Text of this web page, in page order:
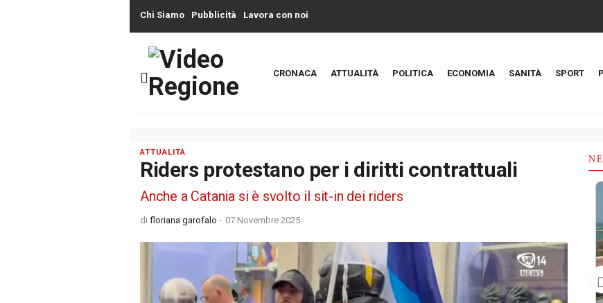
Chi Siamo Pubblicità Lavora con noi
CRONACA ATTUALITÀ POLITICA ECONOMIA SANITÀ SPORT
ATTUALITÀ
Riders protestano per i diritti contrattuali
Anche a Catania si è svolto il sit-in dei riders
di floriana garofalo - 07 Novembre 2025